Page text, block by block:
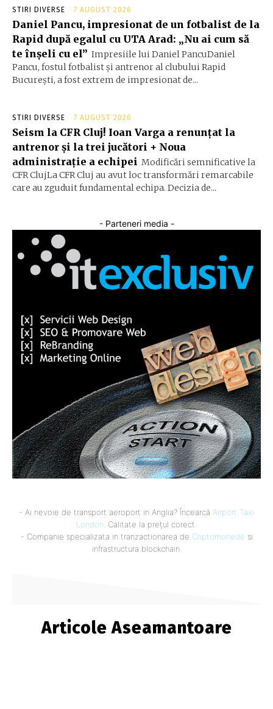
STIRI DIVERSE 7 AUGUST 2026
Daniel Pancu, impresionat de un fotbalist de la
Rapid după egalul cu UTA Arad: „Nu ai cum să
te înșeli cu el” Impresiile lui Daniel PancuDaniel
Pancu, fostul fotbalist și antrenor al clubului Rapid
București, a fost extrem de impresionat de...
STIRI DIVERSE 7 AUGUST 2026
Seism la CFR Cluj! Ioan Varga a renunțat la
antrenor și la trei jucători + Noua
administrație a echipei Modificări semnificative la
CFR ClujLa CFR Cluj au avut loc transformări remarcabile
care au zguduit fundamental echipa. Decizia de...
- Parteneri media -
- Ai nevoie de transport aeroport in Anglia? Încearcă Airport Taxi
London. Calitate la prețul corect.
- Companie specializata in tranzactionarea de Criptomonede si
infrastructura blockchain.
Articole Aseamantoare